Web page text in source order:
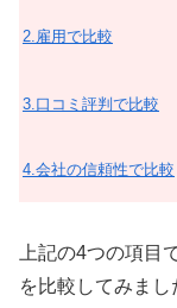
2.雇用で比較
3.口コミ評判で比較
4.会社の信頼性で比較
上記の4つの項目
を比較してみま